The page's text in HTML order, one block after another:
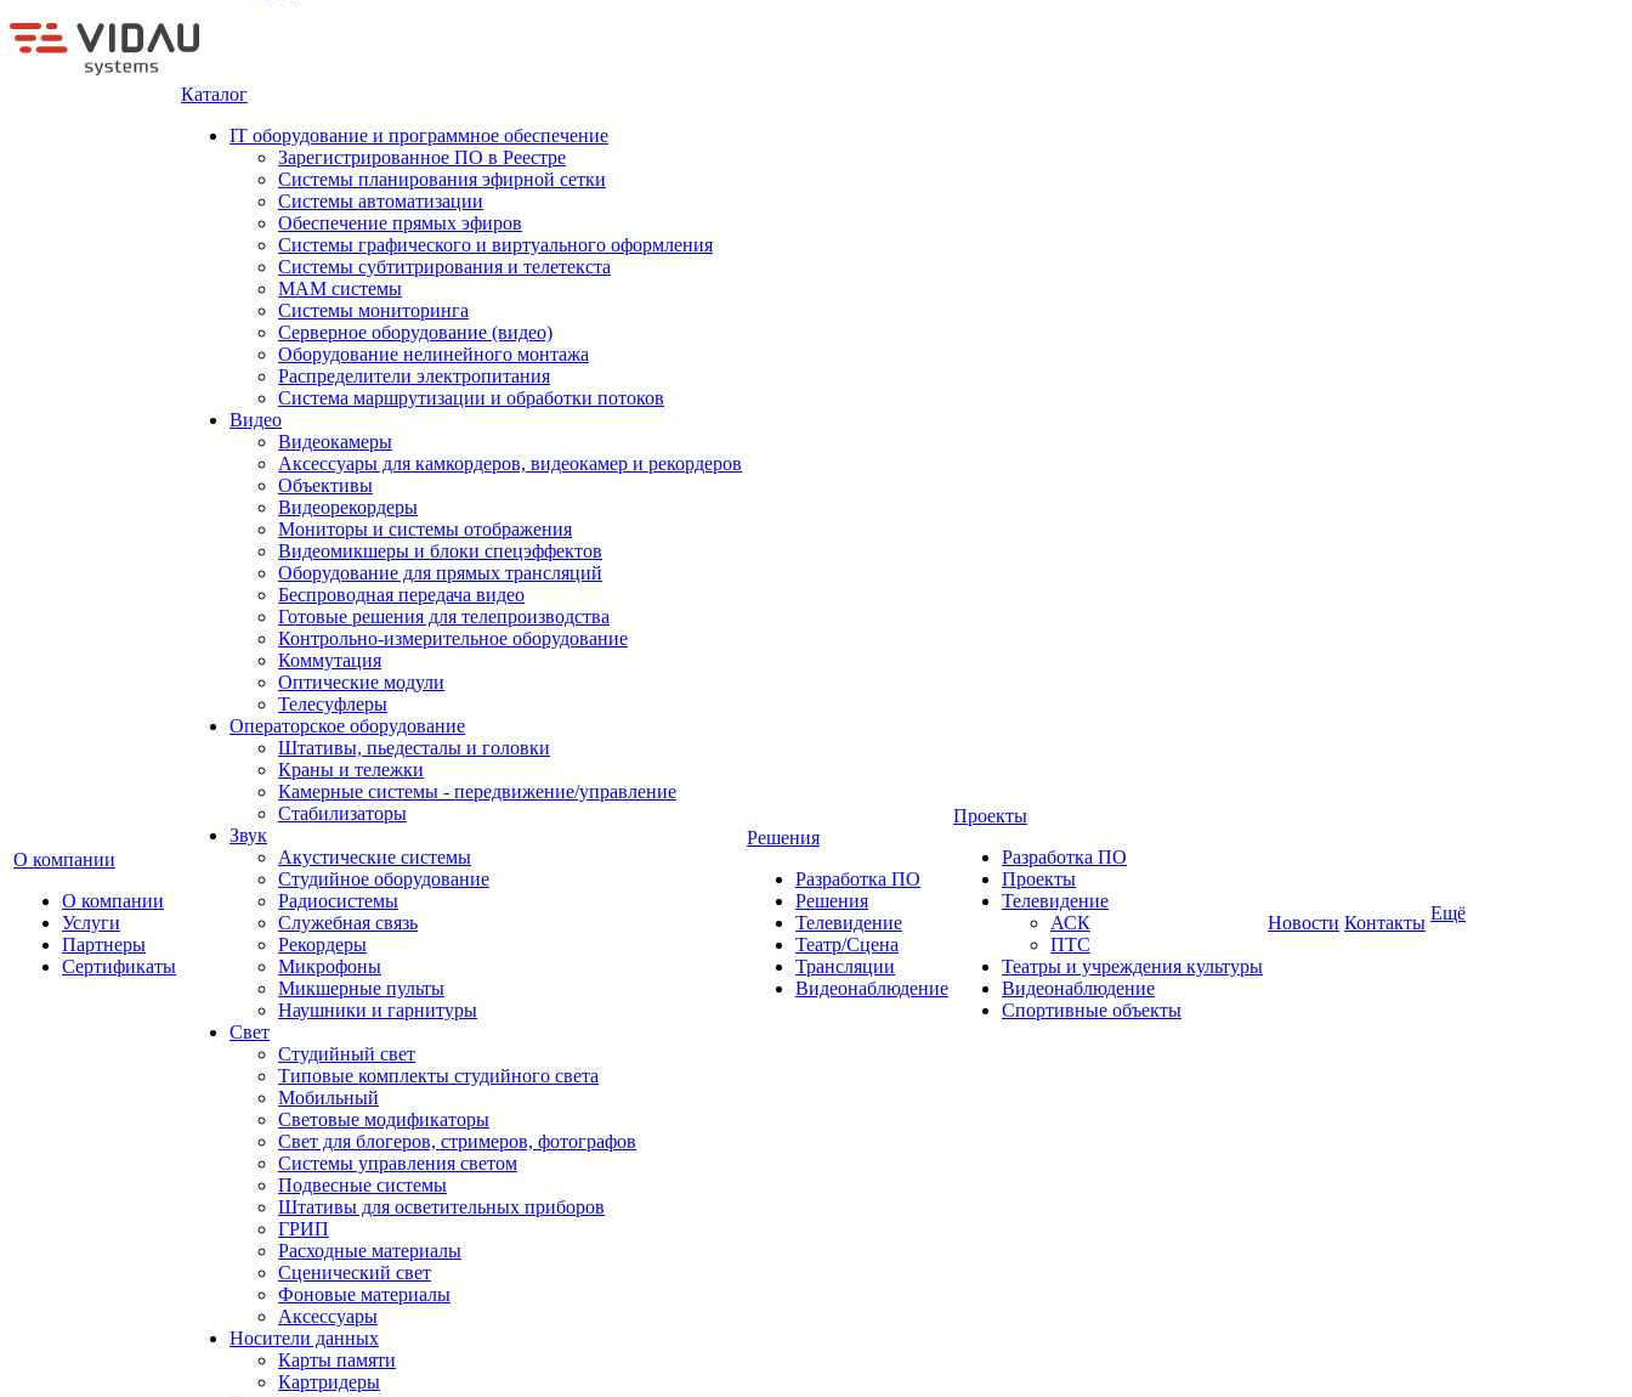
О компании
О компании
Услуги
Партнеры
Сертификаты
Каталог
IT оборудование и программное обеспечение
Зарегистрированное ПО в Реестре
Системы планирования эфирной сетки
Системы автоматизации
Обеспечение прямых эфиров
Системы графического и виртуального оформления
Системы субтитрирования и телетекста
MAM системы
Системы мониторинга
Серверное оборудование (видео)
Оборудование нелинейного монтажа
Распределители электропитания
Система маршрутизации и обработки потоков
Видео
Видеокамеры
Аксессуары для камкордеров, видеокамер и рекордеров
Объективы
Видеорекордеры
Мониторы и системы отображения
Видеомикшеры и блоки спецэффектов
Оборудование для прямых трансляций
Беспроводная передача видео
Готовые решения для телепроизводства
Контрольно-измерительное оборудование
Коммутация
Оптические модули
Телесуфлеры
Операторское оборудование
Штативы, пьедесталы и головки
Краны и тележки
Камерные системы - передвижение/управление
Стабилизаторы
Звук
Акустические системы
Студийное оборудование
Радиосистемы
Служебная связь
Рекордеры
Микрофоны
Микшерные пульты
Наушники и гарнитуры
Свет
Студийный свет
Типовые комплекты студийного света
Мобильный
Световые модификаторы
Свет для блогеров, стримеров, фотографов
Системы управления светом
Подвесные системы
Штативы для осветительных приборов
ГРИП
Расходные материалы
Сценический свет
Фоновые материалы
Аксессуары
Носители данных
Карты памяти
Картридеры
Решения
Разработка ПО
Решения
Телевидение
Театр/Сцена
Трансляции
Видеонаблюдение
Проекты
Разработка ПО
Проекты
Телевидение
АСК
ПТС
Театры и учреждения культуры
Видеонаблюдение
Спортивные объекты
Новости Контакты Ещё